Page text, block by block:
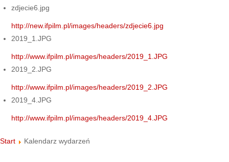
zdjecie6.jpg
http://new.ifpilm.pl/images/headers/zdjecie6.jpg
2019_1.JPG
http://www.ifpilm.pl/images/headers/2019_1.JPG
2019_2.JPG
http://www.ifpilm.pl/images/headers/2019_2.JPG
2019_4.JPG
http://www.ifpilm.pl/images/headers/2019_4.JPG
Start Kalendarz wydarzeń